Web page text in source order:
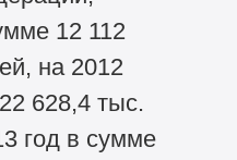
12 112
на 2012
628,4 тыс.
год в сумме